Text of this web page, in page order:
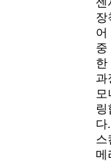
장
과
링
다
메